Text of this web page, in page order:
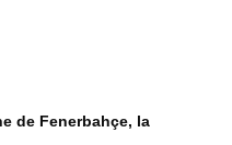
de Fenerbahçe, la